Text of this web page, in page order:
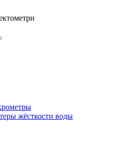
жёсткости воды